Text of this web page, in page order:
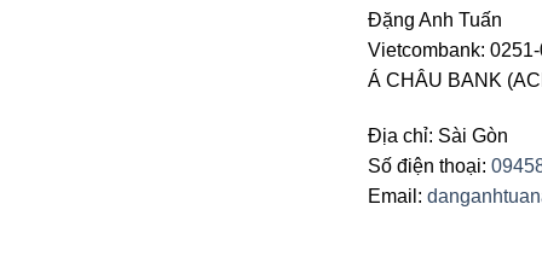
PHƯƠNG – TRANG CHÂU
Trung Tâm THÙY DƯƠNG –
Đặng Anh Tuấn
Vietcombank:
Á CHÂU BANK
Địa chỉ: Sài Gòn
Số điện thoại:
Email: